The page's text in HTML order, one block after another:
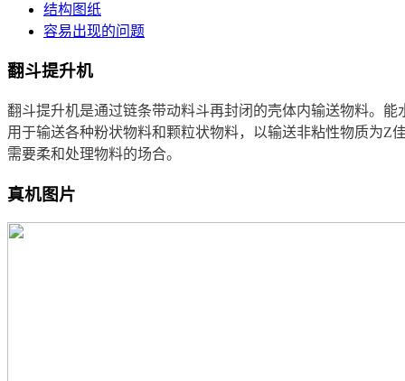
结构图纸
容易出现的问题
翻斗提升机
翻斗提升机是通过链条带动料斗再封闭的壳体内输送物料。
用于输送各种粉状物料和颗粒状物料，以输送非粘性物质为Z
需要柔和处理物料的场合。
真机图片